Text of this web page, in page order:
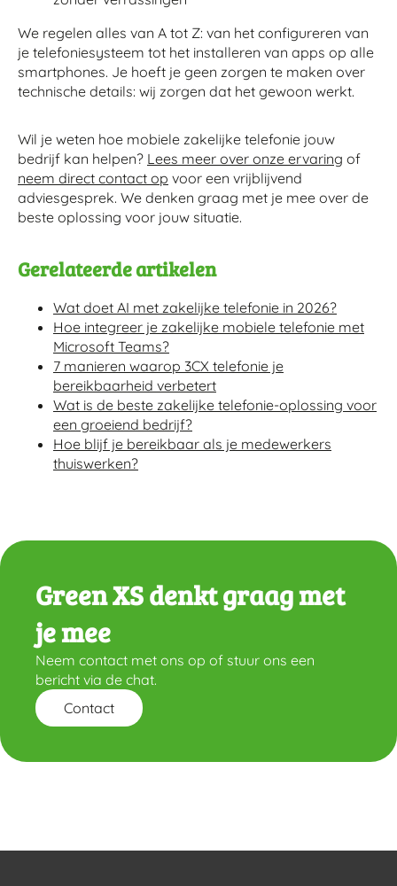
We regelen alles van A tot Z: van het configureren van
je telefoniesysteem tot het installeren van apps op alle
smartphones. Je hoeft je geen zorgen te maken over
technische details: wij zorgen dat het gewoon werkt.
Wil je weten hoe mobiele zakelijke telefonie jouw
bedrijf kan helpen? Lees meer over onze ervaring of
neem direct contact op voor een vrijblijvend
adviesgesprek. We denken graag met je mee over de
beste oplossing voor jouw situatie.
Gerelateerde artikelen
Wat doet AI met zakelijke telefonie in 2026?
Hoe integreer je zakelijke mobiele telefonie met
Microsoft Teams?
7 manieren waarop 3CX telefonie je
bereikbaarheid verbetert
Wat is de beste zakelijke telefonie-oplossing voor
een groeiend bedrijf?
Hoe blijf je bereikbaar als je medewerkers
thuiswerken?
Green XS denkt graag met
je mee
Neem contact met ons op of stuur ons een
bericht via de chat.
Contact